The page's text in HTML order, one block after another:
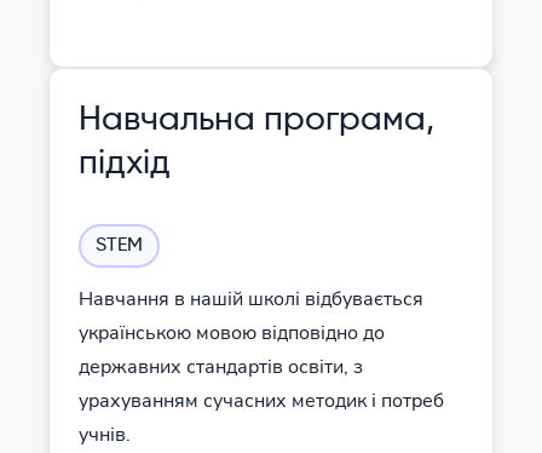
Навчальна програма,
підхід
STEM
Навчання в нашій школі відбувається
українською мовою відповідно до
державних стандартів освіти, з
урахуванням сучасних методик і потреб
учнів.